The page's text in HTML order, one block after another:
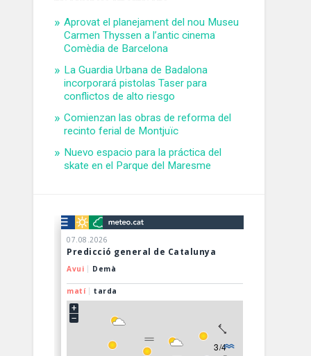
Aprovat el planejament del nou Museu
Carmen Thyssen a l’antic cinema
Comèdia de Barcelona
La Guardia Urbana de Badalona
incorporará pistolas Taser para
conflictos de alto riesgo
Comienzan las obras de reforma del
recinto ferial de Montjuïc
Nuevo espacio para la práctica del
skate en el Parque del Maresme